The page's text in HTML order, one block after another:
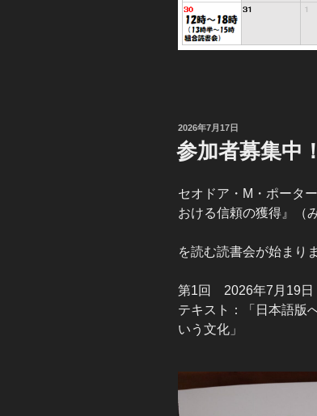
投
稿
日:
2026年7月17日
参加者募集中！
セオドア・M・ポータ
おける信頼の獲得』（
を読む読書会が始まり
第1回 2026年7月19日
テキスト：「日本語版
いう文化」